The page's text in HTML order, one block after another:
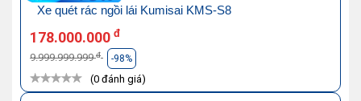
Xe quét rác ngồi lái Kumisai KMS-S8
178.000.000 đ
9.999.999.999đ -98%
(0 đánh giá)